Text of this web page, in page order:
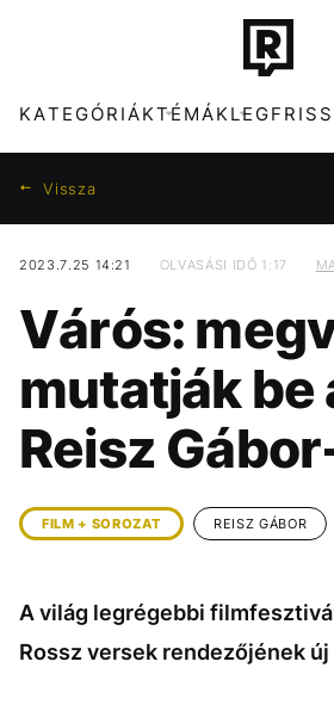
KATEGÓRIÁKTÉMÁK
ZENE DIVAT
KULTÚRA ENTR
FILM + SOROZAT
KÖZÉLET
BESZÉLGETÉSEK ARCOK
FIDESZ
PARLAMENT MTVA
ARIANA GRANDE
NOLAN
TIKTOK
Vissza
2023.7.25 14:21 OLVASÁSI IDŐ 1:17
Várós:
mutatják be
Reisz
FILM + SOROZAT REISZ GÁBOR
A világ legrégebbi
Rossz versek rendezőjének